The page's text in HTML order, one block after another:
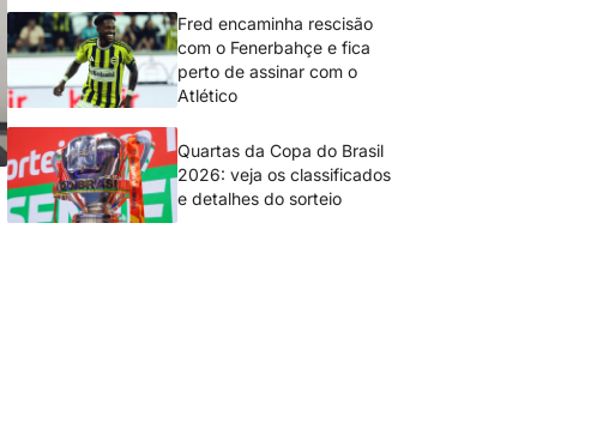
Fred encaminha rescisão
com o Fenerbahçe e fica
perto de assinar com o
Atlético
Quartas da Copa do Brasil
2026: veja os classificados
e detalhes do sorteio